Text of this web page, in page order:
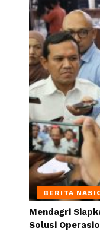
BERITA
Mendagri
Solusi